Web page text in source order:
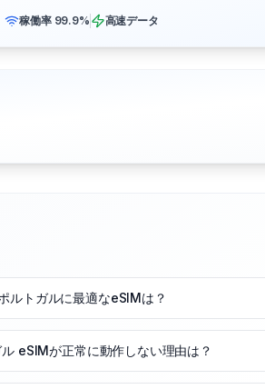
稼働率 99.9% 高速データ
ルトガルに最適なeSIMは？
eSIMが正常に動作しない理由は？